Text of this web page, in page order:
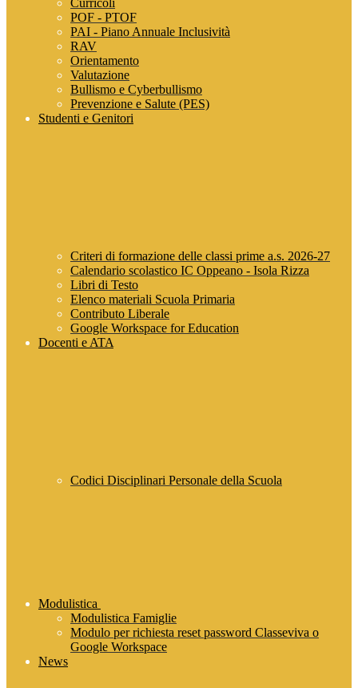
Curricoli
POF - PTOF
PAI - Piano Annuale Inclusività
RAV
Orientamento
Valutazione
Bullismo e Cyberbullismo
Prevenzione e Salute (PES)
Studenti e Genitori
Criteri di formazione delle classi prime a.s. 2026-27
Calendario scolastico IC Oppeano - Isola Rizza
Libri di Testo
Elenco materiali Scuola Primaria
Contributo Liberale
Google Workspace for Education
Docenti e ATA
Codici Disciplinari Personale della Scuola
Modulistica
Modulistica Famiglie
Modulo per richiesta reset password Classeviva o
Google Workspace
News